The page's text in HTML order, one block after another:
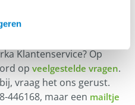
Klantenservice? Op
op veelgestelde vragen.
vraag het ons gerust.
446168, maar een mailtje